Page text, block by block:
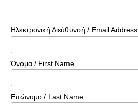
Ηλεκτρονική Διεύθυνσή / Email Address
Όνομα / First Name
Επώνυμο / Last Name